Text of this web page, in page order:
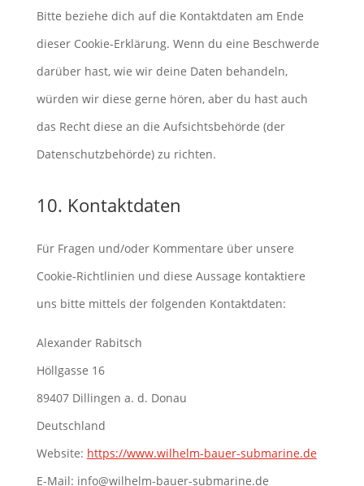
Bitte beziehe dich auf die Kontaktdaten am Ende
dieser Cookie-Erklärung. Wenn du eine Beschwerde
darüber hast, wie wir deine Daten behandeln,
würden wir diese gerne hören, aber du hast auch
das Recht diese an die Aufsichtsbehörde (der
Datenschutzbehörde) zu richten.
10. Kontaktdaten
Für Fragen und/oder Kommentare über unsere
Cookie-Richtlinien und diese Aussage kontaktiere
uns bitte mittels der folgenden Kontaktdaten:
Alexander Rabitsch
Höllgasse 16
89407 Dillingen a. d. Donau
Deutschland
Website: https://www.wilhelm-bauer-submarine.de
E-Mail: ed.enirambus-reuab-mlehliw@ofni